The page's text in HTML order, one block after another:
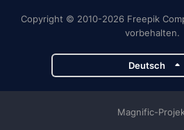
Copyright © 2010-2026 Freepik
vorbehalten.
Deutsch
Magnific-